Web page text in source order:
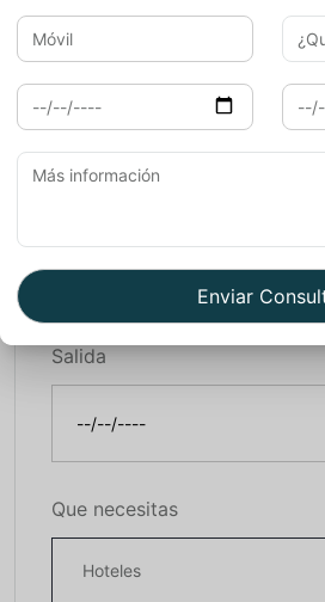
Móvil
Salida
Que necesitas